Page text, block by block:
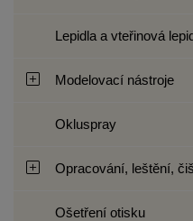
Lepidla a vteřinová
Modelovací nástroje
Okluspray
Opracování, leštění,
Ošetření otisku